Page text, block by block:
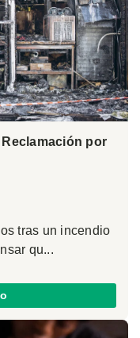
por
tras un incendio
qu...